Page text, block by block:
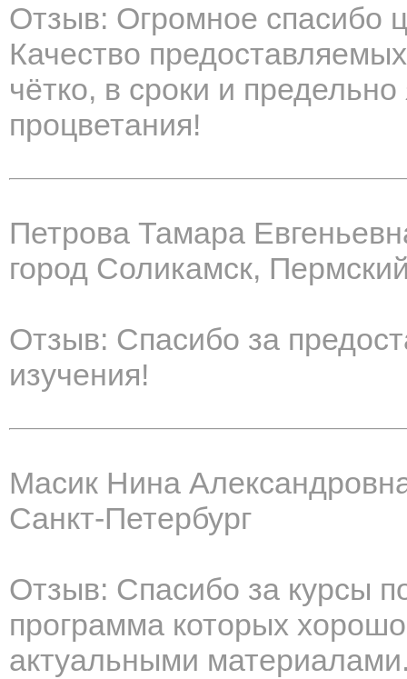
Отзыв: Огромное спасибо
Качество
чётко, в сроки и
процветания!
Петрова Тамара
город Соликамск,
Отзыв: Спасибо за
изучения!
Масик Нина
Санкт-Петербург
Отзыв: Спасибо за курсы
программа которых
актуальными